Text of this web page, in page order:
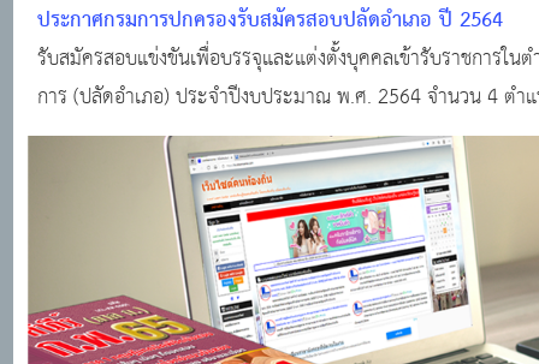
ประกาศกรมการปกครองรับสมัครสอบปลัดอำเภอ ปี 2564
รับสมัครสอบแข่งขันเพื่อบรรจุและแต่งตั้งบุคคลเข้ารับราชการใน
การ (ปลัดอำเภอ) ประจำปีงบประมาณ พ.ศ. 2564 จำนวน 4 ตำ
ปฏิบัติการ นักวิชาการคอมพิวเตอร์ปฏิบัติการ เจ้าหน้าที่ปกครอง